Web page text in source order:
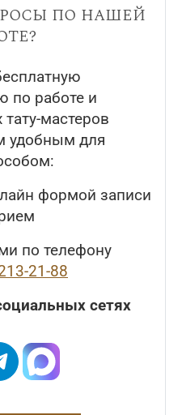
по нашей
по работе и
мастеров
для
формой записи
по телефону
21-88
сетях